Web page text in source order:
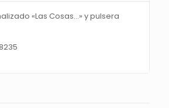
«Las Cosas…» y pulsera